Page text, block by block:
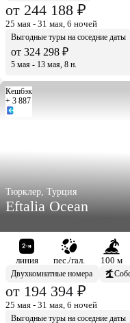
от 244 188 ₽
25 мая - 31 мая, 6 ночей
Выгодные туры на соседние даты
от 324 298 ₽
5 мая - 13 мая, 8 н.
Кешбэк
+ 3 887
Тюрклер, Турция
Eftalia Ocean
линия пес./гал. 100 м
Двухкомнатные номера
от 194 394 ₽
25 мая - 31 мая, 6 ночей
Выгодные туры на соседние даты